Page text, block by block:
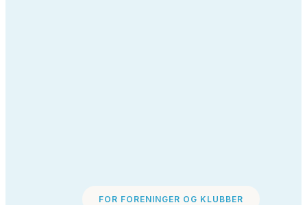
FOR FORENINGER OG KLUBBER